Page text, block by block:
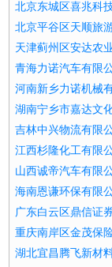
北京东城区喜兆科
北京平谷区天顺旅
天津蓟州区安达农
青海力诺汽车有限
河南新乡力诺机械
湖南宁乡市嘉达文
吉林中兴物流有限
江西杉隆化工有限
山西诚帝汽车有限
海南恩谦环保有限
广东白云区鼎信证
重庆南岸区金茂保
湖北宜昌腾飞新材